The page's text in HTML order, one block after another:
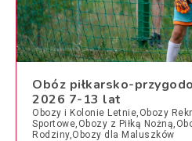
Obóz piłkarsko-
2026 7-13 lat
Obozy i Kolonie Letnie,Obozy
Sportowe,Obozy z Piłką
Rodziny,Obozy dla Maluszków